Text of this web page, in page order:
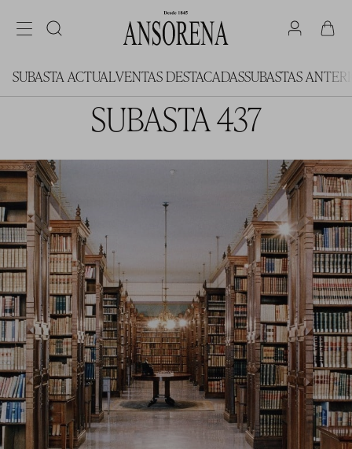
SUBASTA ACTUALVENTAS DESTACADASSUBASTAS
SUBASTA 437